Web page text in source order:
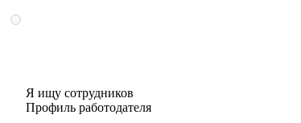
Я ищу сотрудников
Профиль работодателя